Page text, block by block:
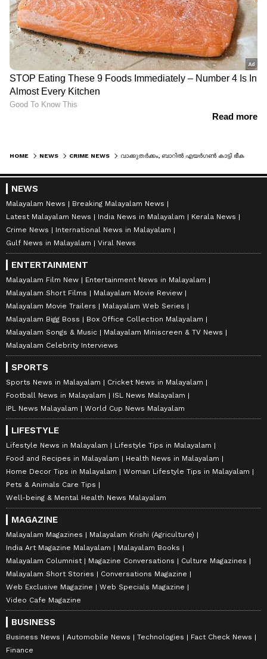
HOME NEWS CRIME NEWS
NEWS
Malayalam News
Breaking Malayalam News
Latest Malayalam News
India News in Malayalam
Kerala News
Crime News
International News in Malayalam
Gulf News in Malayalam
Viral News
ENTERTAINMENT
Malayalam Film New
Entertainment News in Malayalam
Malayalam Short Films
Malayalam Movie Review
Malayalam Movie Trailers
Malayalam Web Series
Malayalam Bigg Boss
Box Office Collection Malayalam
Malayalam Songs & Music
Malayalam Miniscreen & TV News
Malayalam Celebrity Interviews
SPORTS
Sports News in Malayalam
Cricket News in Malayalam
Football News in Malayalam
ISL News Malayalam
IPL News Malayalam
World Cup News Malayalam
LIFESTYLE
Lifestyle News in Malayalam
Lifestyle Tips in Malayalam
Food and Recipes in Malayalam
Health News in Malayalam
Home Decor Tips in Malayalam
Woman Lifestyle Tips in Malayalam
Pets & Animals Care Tips
Well-being & Mental Health News Malayalam
MAGAZINE
Malayalam Magazines
Malayalam Krishi (Agriculture)
India Art Magazine Malayalam
Malayalam Books
Malayalam Columnist
Magazine Conversations
Culture Magazines
Malayalam Short Stories
Conversations Magazine
Web Exclusive Magazine
Web Specials Magazine
Video Cafe Magazine
BUSINESS
Business News Automobile News Technologies
Fact Check News
Finance